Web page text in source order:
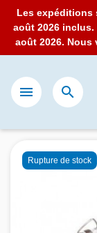
Les expéditions
août 2026
août 2026. Nous
 
Rupture de stock